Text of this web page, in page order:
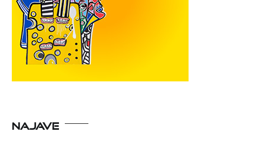
NAJAVE